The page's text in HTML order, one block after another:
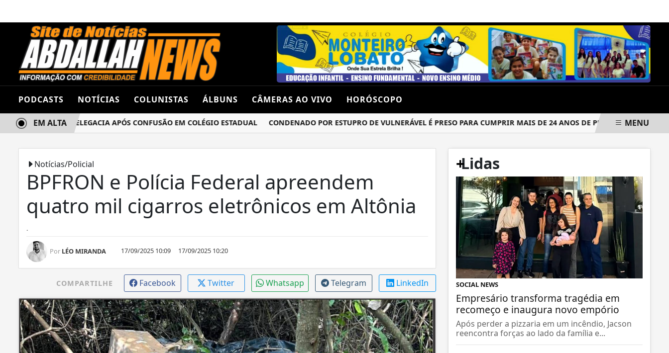
PODCASTS NOTÍCIAS COLUNISTAS ÁLBUNS CÂMERAS AO VIVO HORÓSCOPO
TERMINA NA DELEGACIA APÓS CONFUSÃO EM COLÉGIO ESTADUAL CONDENADO POR ESTUPRO DE VULNERÁVEL É PRESO PARA CUMPRIR MAIS DE 24 ANOS DE PRISÃO CRIMINOSOS
EM ALTA MENU
Notícias/Policial
BPFRON e Polícia Federal apreendem
quatro mil cigarros eletrônicos em Altônia
.
Por LÉO MIRANDA 17/09/2025 10:09 17/09/2025 10:20
COMPARTILHE Facebook Twitter Whatsapp Telegram LinkedIn
+
Lidas
SOCIAL NEWS
Empresário transforma tragédia em
recomeço e inaugura novo empório
Após perder a pizzaria em um incêndio, Jacson
reencontra forças ao lado da família e...